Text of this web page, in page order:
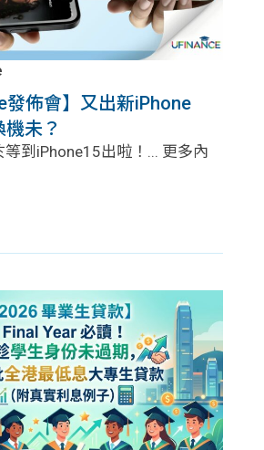
發佈會】又出新iPhone
未？
到iPhone15出啦！... 更多內